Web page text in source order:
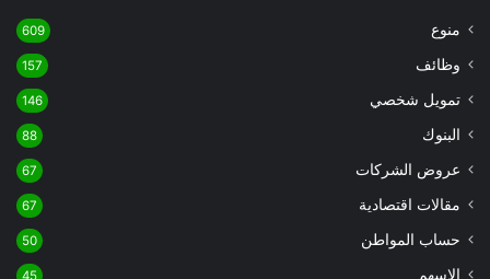
منوع 609
وظائف 157
تمويل شخصي 146
البنوك 88
عروض الشركات 67
مقالات اقتصادية 67
حساب المواطن 50
الاسهم 45